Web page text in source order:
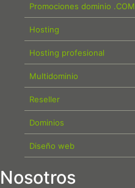
Promociones dominio .COM
Hosting
Hosting profesional
Multidominio
Reseller
Dominios
Diseño web
Nosotros